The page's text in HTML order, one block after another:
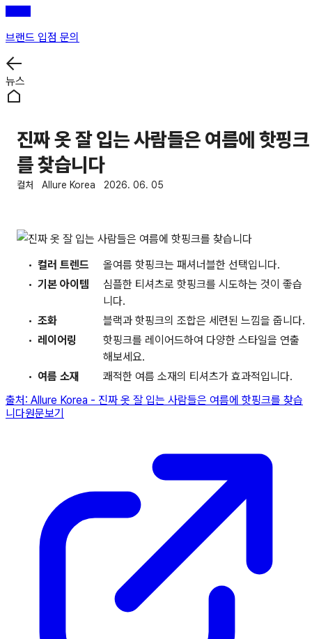
브랜드 입점 문의
뉴스
진짜 옷 잘 입는 사람들은 여름에 핫핑크
를 찾습니다
컬처 Allure Korea 2026. 06. 05
컬러 트렌드
올여름 핫핑크는 패셔너블한 선택입니다.
기본 아이템
심플한 티셔츠로 핫핑크를 시도하는 것이 좋습
니다.
조화
블랙과 핫핑크의 조합은 세련된 느낌을 줍니다.
레이어링
핫핑크를 레이어드하여 다양한 스타일을 연출
해보세요.
여름 소재
쾌적한 여름 소재의 티셔츠가 효과적입니다.
출처: Allure Korea - 진짜 옷 잘 입는 사람들은 여름에 핫핑크를 찾습
니다원문보기